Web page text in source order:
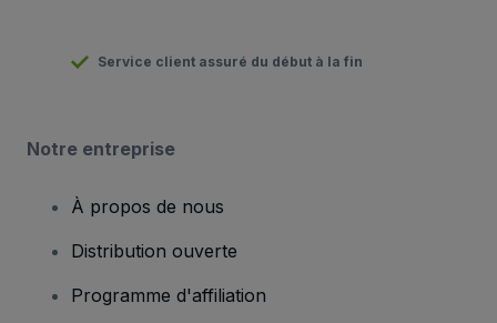
Service client assuré du début à la fin
Notre entreprise
À propos de nous
Distribution ouverte
Programme d'affiliation